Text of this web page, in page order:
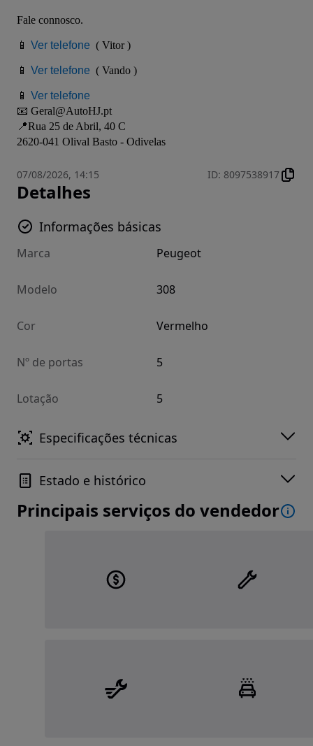
Fale connosco.
📱 Ver telefone
  ( Vitor )
📱 Ver telefone
  ( Vando )
📱 Ver telefone
📧 Geral@AutoHJ.pt
📍Rua 25 de Abril, 40 C
2620-041 Olival Basto - Odivelas
07/08/2026, 14:15 ID: 8097538917
Detalhes
Informações básicas
Marca Peugeot
Modelo 308
Cor Vermelho
Nº de portas 5
Lotação 5
Especificações técnicas
Estado e histórico
Principais serviços do vendedor